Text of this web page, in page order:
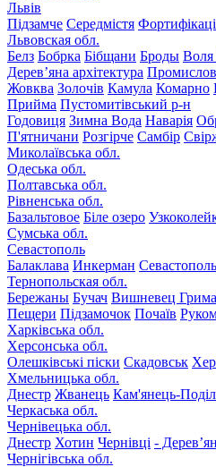
Львів
Підзамче Середмістя
Львовская обл.
Белз Бобрка Бібщани Броды Воля
Дерев’яна архітектура
Жовква Золочів Камула Комарно
Прийма Пустомитівський р-н
Годовиця Зимна Вода Наварія
П'ятничани Розгірче Самбір
Миколаївська обл.
Одеська обл.
Полтавська обл.
Рівненська обл.
Базальтовое Біле озеро
Сумська обл.
Севастополь
Балаклава Инкерман Севастополь
Тернопольская обл.
Бережаны Бучач Вишневец
Пещери Підзамочок Почаїв
Харківська обл.
Херсонська обл.
Олешківські піски Скадовськ
Хмельницька обл.
Днестр Жванець Кам'янець-
Черкаська обл.
Чернівецька обл.
Днестр Хотин Чернівці -
Чернігівська обл.